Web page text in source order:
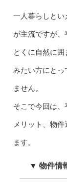
一人暮らしとい
が主流ですが、
とくに自然に
みたい方にと
ません。
そこで今回は
メリット、物
ます。
▼ 物件情